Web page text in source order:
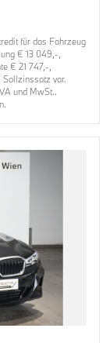
für das Fahrzeug
€ 13 049 ,-,
€ 21 747,-,
Sollzinssatz var.
und MwSt..